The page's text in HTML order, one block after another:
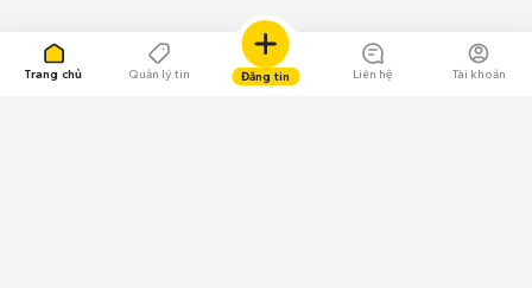
Trang chủ Quản lý tin Đăng tin Liên hệ Tài khoản